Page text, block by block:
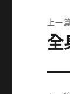
章
上一
上
篇
文
全